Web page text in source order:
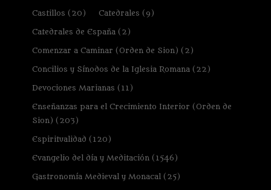
Castillos (20) Catedrales (9)
Catedrales de España(2)
Comenzar a Caminar (Orden de Sion) (2)
Concilios y Sínodos de la Iglesia Romana(22)
Devociones Marianas (11)
Enseñanzas para el Crecimiento Interior (Orden de
Sion) (203)
Espiritualidad (120)
Evangelio del día y Meditación(1546)
Gastronomía Medieval y Monacal(25)